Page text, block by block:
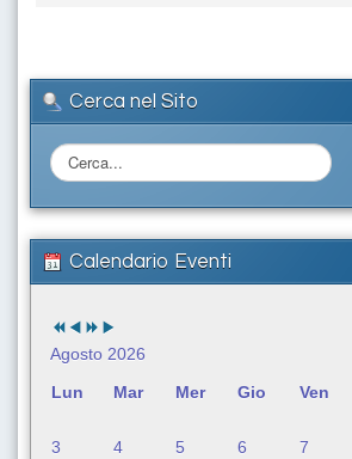
Cerca nel Sito
C
e
r
a
.
.
Calendario Eventi
Agosto 2026
Lun
Mar Mer Gio Ven
3
4 5 6 7